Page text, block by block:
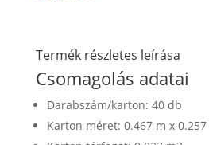
Termék részletes leírása
Csomagolás adatai
Darabszám/karton: 40 db
Karton méret: 0.467 m x